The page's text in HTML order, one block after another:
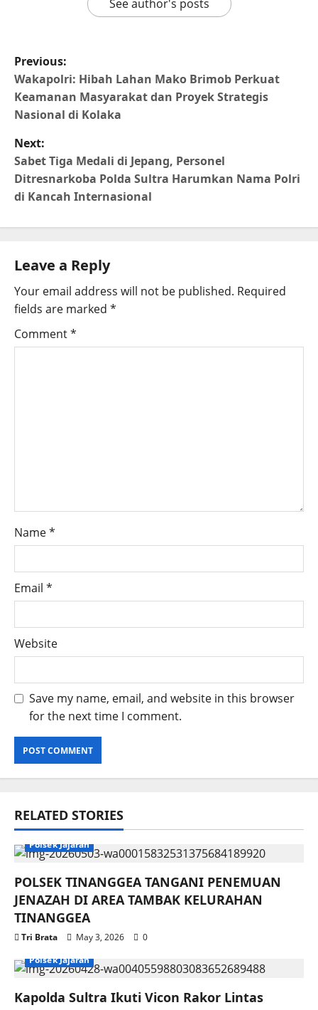
See author's posts
Previous:
Wakapolri: Hibah Lahan Mako Brimob Perkuat
Keamanan Masyarakat dan Proyek Strategis
Nasional di Kolaka
Next:
Sabet Tiga Medali di Jepang, Personel
Ditresnarkoba Polda Sultra Harumkan Nama Polri
di Kancah Internasional
Leave a Reply
Your email address will not be published. Required
fields are marked *
Comment*
Name*
Email *
Website
Save my name, email, and website in this browser
for the next time I comment.
RELATED STORIES
Polsek Jajaran
POLSEK TINANGGEA TANGANI PENEMUAN
JENAZAH DI AREA TAMBAK KELURAHAN
TINANGGEA
Tri Brata May 3, 2026
0
Polsek Jajaran
Kapolda Sultra Ikuti Vicon Rakor Lintas